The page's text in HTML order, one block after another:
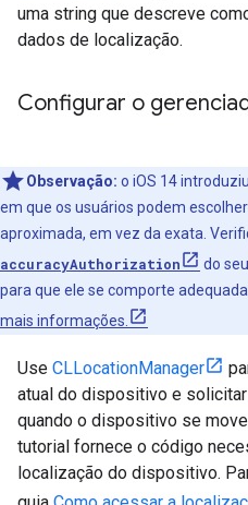
uma string que descreve
dados de localização.
Configurar o
Observação: o iOS 14
em que os usuários podem
aproximada, em vez da exata.
accuracyAuthorization
do
para que ele se comporte
mais informações.
Use CLLocationManager
atual do dispositivo e
quando o dispositivo se
tutorial fornece o código
localização do dispositivo.